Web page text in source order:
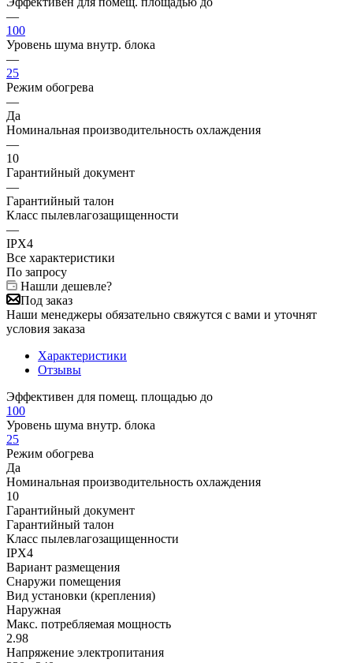
—
100
Уровень шума внутр. блока
—
25
Режим обогрева
—
Да
Номинальная производительность охлаждения
—
10
Гарантийный документ
—
Гарантийный талон
Класс пылевлагозащищенности
—
IPX4
Все характеристики
По запросу
Нашли дешевле?
Под заказ
Наши менеджеры обязательно свяжутся с вами и уточнят
условия заказа
Характеристики
Отзывы
Эффективен для помещ. площадью до
100
Уровень шума внутр. блока
25
Режим обогрева
Да
Номинальная производительность охлаждения
10
Гарантийный документ
Гарантийный талон
Класс пылевлагозащищенности
IPX4
Вариант размещения
Снаружи помещения
Вид установки (крепления)
Наружная
Макс. потребляемая мощность
2.98
Напряжение электропитания